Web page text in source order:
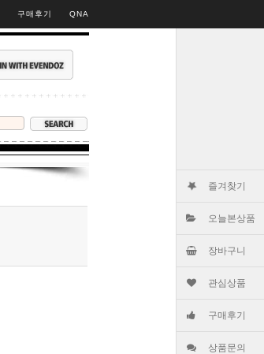
즐겨찾기
오늘본상품
장바구니
관심상품
구매후기
상품문의
구매후기 QNA